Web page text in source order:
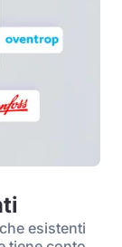
esistenti